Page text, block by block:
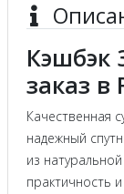
Кэшбэк
заказ в
Качественная
надежный
из
практичность